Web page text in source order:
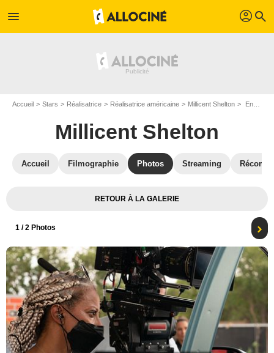
menu profil search
Accueil Stars Réalisatrice Réalisatrice américaine Millicent Shelton End of the Road : Photo Millicent Shelton
Millicent Shelton
Accueil Filmographie Photos Streaming
RETOUR À LA GALERIE
1 / 2 Photos